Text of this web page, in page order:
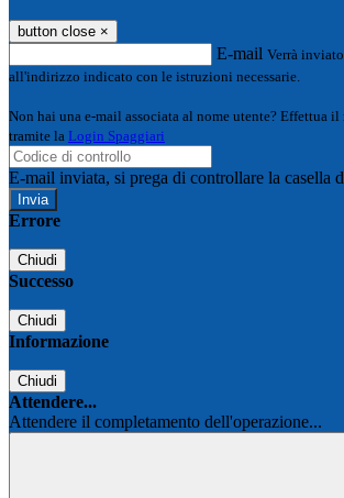
button close ×
E-mail Verrà
all'indirizzo indicato con le istruzioni necessarie.
Non hai una e-mail associata al nome utente? Effettua il
tramite la Login Spaggiari
E-mail inviata, si prega di controllare la casella
Errore
Chiudi
Successo
Chiudi
Informazione
Chiudi
Attendere...
Attendere il completamento dell'operazione...